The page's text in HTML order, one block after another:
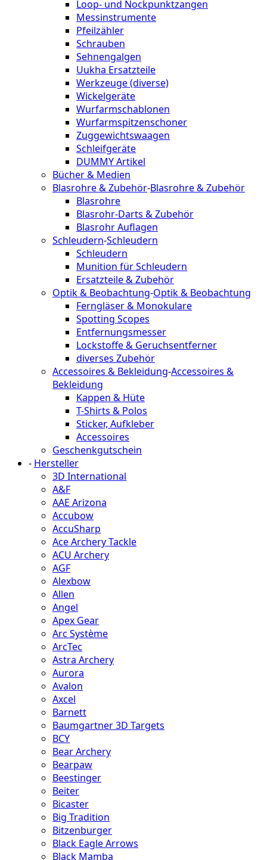
Loop- und Nockpunktzangen
Messinstrumente
Pfeilzähler
Schrauben
Sehnengalgen
Uukha Ersatzteile
Werkzeuge (diverse)
Wickelgeräte
Wurfarmschablonen
Wurfarmspitzenschoner
Zuggewichtswaagen
Schleifgeräte
DUMMY Artikel
Bücher & Medien
Blasrohre & Zubehör-Blasrohre & Zubehör
Blasrohre
Blasrohr-Darts & Zubehör
Blasrohr Auflagen
Schleudern-Schleudern
Schleudern
Munition für Schleudern
Ersatzteile & Zubehör
Optik & Beobachtung-Optik & Beobachtung
Ferngläser & Monokulare
Spotting Scopes
Entfernungsmesser
Lockstoffe & Geruchsentferner
diverses Zubehör
Accessoires & Bekleidung-Accessoires &
Bekleidung
Kappen & Hüte
T-Shirts & Polos
Sticker, Aufkleber
Accessoires
Geschenkgutschein
- Hersteller
3D International
A&F
AAE Arizona
Accubow
AccuSharp
Ace Archery Tackle
ACU Archery
AGF
Alexbow
Allen
Angel
Apex Gear
Arc Système
ArcTec
Astra Archery
Aurora
Avalon
Axcel
Barnett
Baumgartner 3D Targets
BCY
Bear Archery
Bearpaw
Beestinger
Beiter
Bicaster
Big Tradition
Bitzenburger
Black Eagle Arrows
Black Mamba